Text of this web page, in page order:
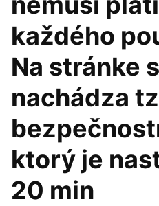
každého
Na stránke
nachádza
ktorý je
20 min